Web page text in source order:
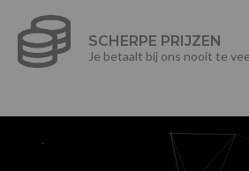
SCHERPE PRIJZEN
Je betaalt bij ons nooit te